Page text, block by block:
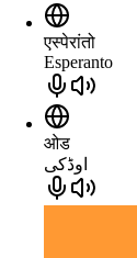
एस्पेरांतो
Esperanto
ओड
اوڈکی